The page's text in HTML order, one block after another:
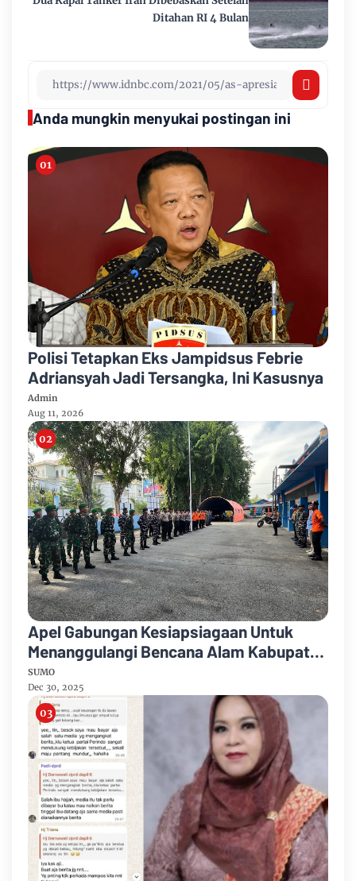
Ditahan RI 4 Bulan
Anda mungkin menyukai postingan ini
Polisi Tetapkan Eks Jampidsus Febrie
Adriansyah Jadi Tersangka, Ini Kasusnya
Admin
Aug 11, 2026
Apel Gabungan Kesiapsiagaan Untuk
Menanggulangi Bencana Alam Kabupaten
Bengkalis
SUMO
Dec 30, 2025